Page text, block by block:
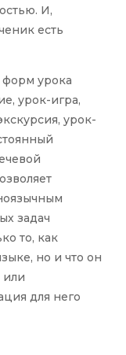
И,
есть
урока
урок-игра,
урок-
задач
то, как
но и что он
или
для него